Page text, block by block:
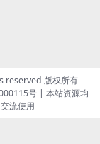
reserved 版权所有
号| 本站资源均
流使用